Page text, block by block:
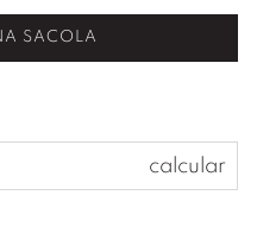
SACOLA